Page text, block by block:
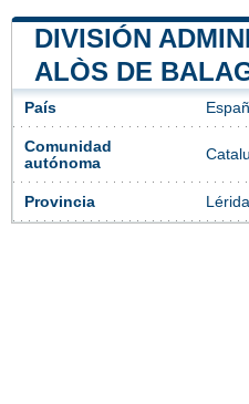
DIVISIÓN
ALÒS DE
País
Comunidad
autónoma
Provincia Lérida